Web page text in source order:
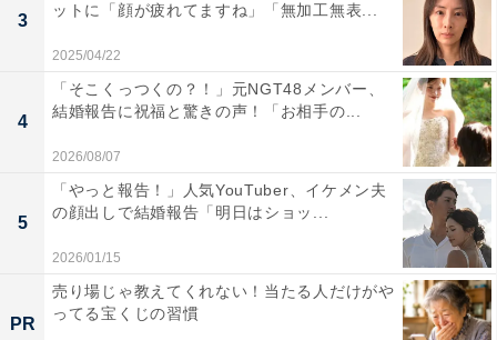
3
ットに「顔が疲れてますね」「無加工無表...
2025/04/22
4
「そこくっつくの？！」元NGT48メンバー、
結婚報告に祝福と驚きの声！「お相手の...
2026/08/07
5
「やっと報告！」人気YouTuber、イケメン夫
の顔出しで結婚報告「明日はショッ...
2026/01/15
PR
売り場じゃ教えてくれない！当たる人だけがや
ってる宝くじの習慣